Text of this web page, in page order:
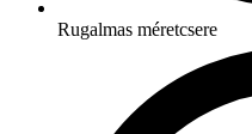
Rugalmas méretcsere